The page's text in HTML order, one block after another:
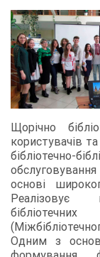
Щорічно
користувачів
основі
Реалізовує
Одним з